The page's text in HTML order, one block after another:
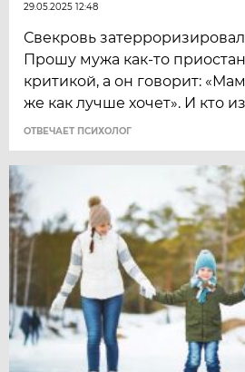
29.05.2025 12:48
Свекровь
Прошу мужа как-то
критикой, а он говорит:
же как лучше хочет». И кто
ОТВЕЧАЕТ ПСИХОЛОГ